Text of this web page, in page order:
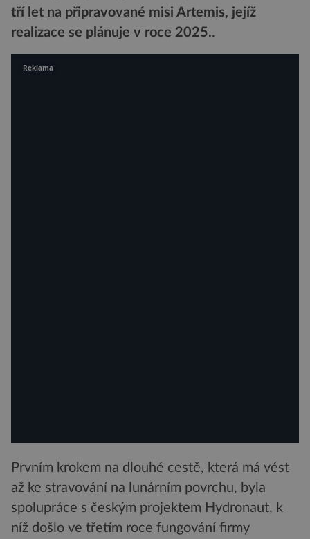
tří let na připravované misi Artemis, jejíž
realizace se plánuje v roce 2025..
Prvním krokem na dlouhé cestě, která má vést
až ke stravování na lunárním povrchu, byla
spolupráce s českým projektem Hydronaut, k
níž došlo ve třetím roce fungování firmy
Reklama